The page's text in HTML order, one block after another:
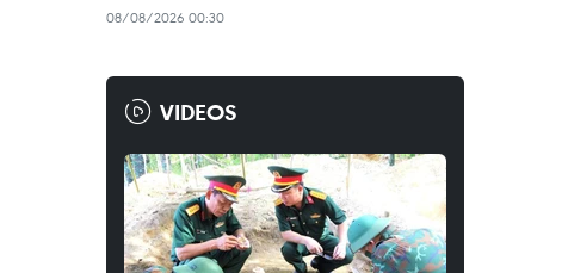
08/08/2026 00:30
VIDEOS